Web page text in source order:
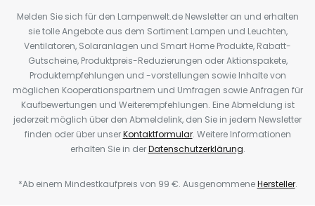
Melden Sie sich für den Lampenwelt.de Newsletter an und erhalten
sie tolle Angebote aus dem Sortiment Lampen und Leuchten,
Ventilatoren, Solaranlagen und Smart Home Produkte, Rabatt-
Gutscheine, Produktpreis-Reduzierungen oder Aktionspakete,
Produktempfehlungen und -vorstellungen sowie Inhalte von
möglichen Kooperationspartnern und Umfragen sowie Anfragen für
Kaufbewertungen und Weiterempfehlungen. Eine Abmeldung ist
jederzeit möglich über den Abmeldelink, den Sie in jedem Newsletter
finden oder über unserKontaktformular. Weitere Informationen
erhalten Sie in derDatenschutzerklärung.
*Ab einem Mindestkaufpreis von 99 €. AusgenommeneHersteller.